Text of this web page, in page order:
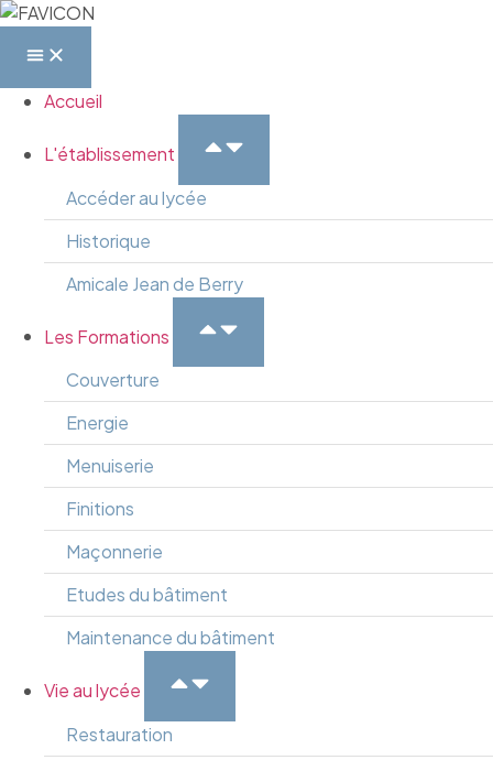
Accueil
L'établissement
Accéder au lycée
Historique
Amicale Jean de Berry
Les Formations
Couverture
Energie
Menuiserie
Finitions
Maçonnerie
Etudes du bâtiment
Maintenance du bâtiment
Vie au lycée
Restauration